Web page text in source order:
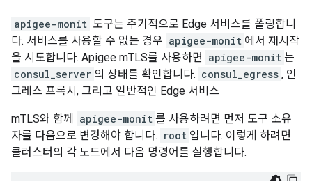
apigee-monit 도구는 주기적으로 Edge 서비스를 폴링합니
다. 서비스를 사용할 수 없는 경우 apigee-monit 에서 재시작
을 시도합니다. Apigee mTLS를 사용하면 apigee-monit 는
consul_server 의 상태를 확인합니다. consul_egress , 인
그레스 프록시, 그리고 일반적인 Edge 서비스
mTLS와 함께 apigee-monit 를 사용하려면 먼저 도구 소유
자를 다음으로 변경해야 합니다. root 입니다. 이렇게 하려면
클러스터의 각 노드에서 다음 명령어를 실행합니다.